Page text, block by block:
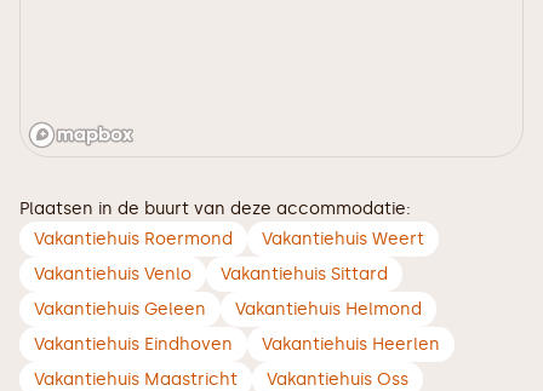
Plaatsen in de buurt van deze accommodatie:
Vakantiehuis Roermond
Vakantiehuis Weert
Vakantiehuis Venlo
Vakantiehuis Sittard
Vakantiehuis Geleen
Vakantiehuis Helmond
Vakantiehuis Eindhoven
Vakantiehuis Heerlen
Vakantiehuis Maastricht
Vakantiehuis Oss